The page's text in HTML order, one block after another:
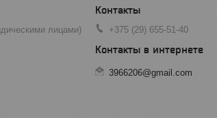
лицами) +375 (29) 655-51-40
3966206@gmail.com